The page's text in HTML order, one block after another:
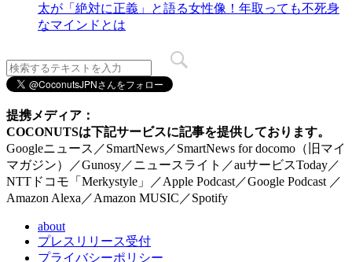
太が「絶対に正義」と語る女性像！年取っても不死身
なマインドとは
提携メディア：
COCONUTSは下記サービスに記事を提供しております。
Googleニュース／SmartNews／SmartNews for docomo（旧マイ
マガジン）／Gunosy／ニュースライト／auサービスToday／
NTTドコモ「Merkystyle」／Apple Podcast／Google Podcast ／
Amazon Alexa／Amazon MUSIC／Spotify
about
プレスリリース受付
プライバシーポリシー